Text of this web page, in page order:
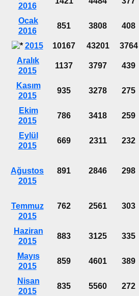
2016
Ocak
2016
851 3808 408
2015 10167 43201 3764
Aralık
2015
1137 3797 439
Kasım
2015
935 3278 275
Ekim
2015
786 3418 259
Eylül
2015
669 2311 232
Ağustos
2015
891 2846 298
Temmuz
2015
762 2561 303
Haziran
2015
883 3125 335
Mayıs
2015
859 4601 389
Nisan
2015
835 5560 272